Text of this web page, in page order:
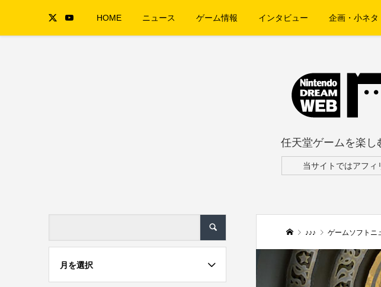
HOME ニュース ゲーム情報 インタビュー 企画・小ネタ
任天堂ゲームを楽し
当サイトではアフィ
♪♪♪ ゲームソフトニ
月を選択